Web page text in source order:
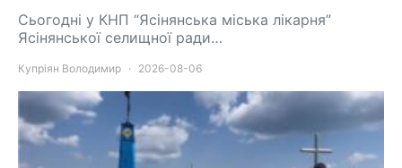
Сьогодні у КНП “Ясінянська міська лікарня”
Ясінянської селищної ради…
Купріян Володимир 2026-08-06